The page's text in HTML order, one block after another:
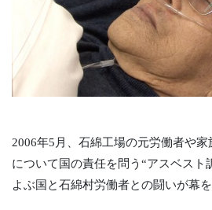
2006年5月、石綿工場の元労働者や
について国の責任を問う“アスベスト
よぶ国と石綿村労働者との闘いが幕を